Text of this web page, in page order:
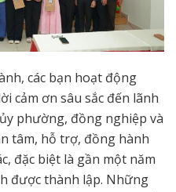
các bạn hoạt động
cảm ơn sâu sắc đến lãnh
phường, đồng nghiệp và
tâm, hỗ trợ, đồng hành
đặc biệt là gần một năm
được thành lập. Những